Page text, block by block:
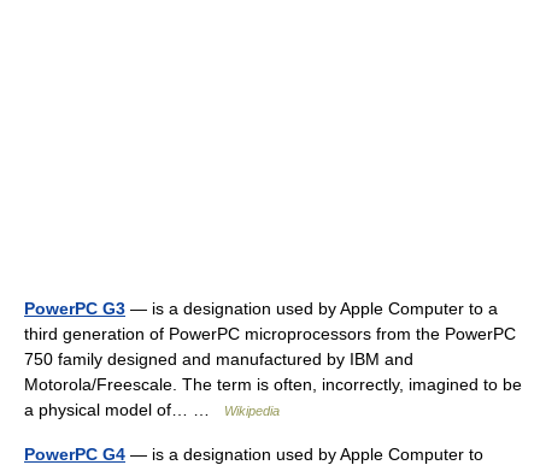
PowerPC G3 — is a designation used by Apple Computer to a
third generation of PowerPC microprocessors from the PowerPC
750 family designed and manufactured by IBM and
Motorola/Freescale. The term is often, incorrectly, imagined to be
a physical model of… …
Wikipedia
PowerPC G4 — is a designation used by Apple Computer to